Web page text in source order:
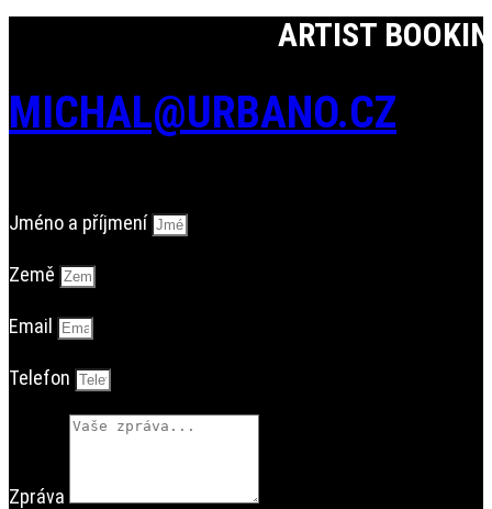
ARTIST
MICHAL@URBANO.CZ
Jméno a příjmení
Země
Email
Telefon
Zpráva